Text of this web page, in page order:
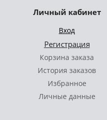
Личный кабинет
Вход
Регистрация
Корзина заказа
История заказов
Избранное
Личные данные